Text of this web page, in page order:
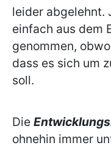
leider abgelehnt.
einfach aus dem
genommen,
dass es sich um
soll.
Die
ohnehin immer